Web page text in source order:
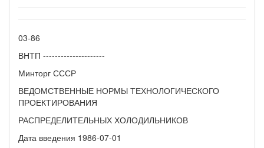
03-86
ВНТП ---------------------
Минторг СССР
ВЕДОМСТВЕННЫЕ НОРМЫ ТЕХНОЛОГИЧЕСКОГО
ПРОЕКТИРОВАНИЯ
РАСПРЕДЕЛИТЕЛЬНЫХ ХОЛОДИЛЬНИКОВ
Дата введения 1986-07-01